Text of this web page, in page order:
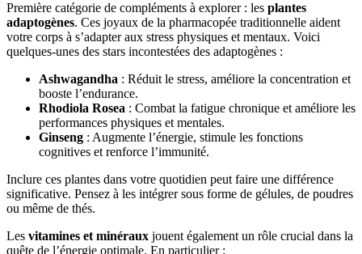
Première catégorie de compléments à explorer : les plantes
adaptogènes. Ces joyaux de la pharmacopée traditionnelle aident
votre corps à s’adapter aux stress physiques et mentaux. Voici
quelques-unes des stars incontestées des adaptogènes :
Ashwagandha : Réduit le stress, améliore la concentration et
booste l’endurance.
Rhodiola Rosea : Combat la fatigue chronique et améliore les
performances physiques et mentales.
Ginseng : Augmente l’énergie, stimule les fonctions
cognitives et renforce l’immunité.
Inclure ces plantes dans votre quotidien peut faire une différence
significative. Pensez à les intégrer sous forme de gélules, de poudres
ou même de thés.
Les vitamines et minéraux jouent également un rôle crucial dans la
quête de l’énergie optimale. En particulier :